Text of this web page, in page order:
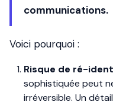
communications.
Voici pourquoi :
Risque de ré-
sophistiquée peut
irréversible. Un